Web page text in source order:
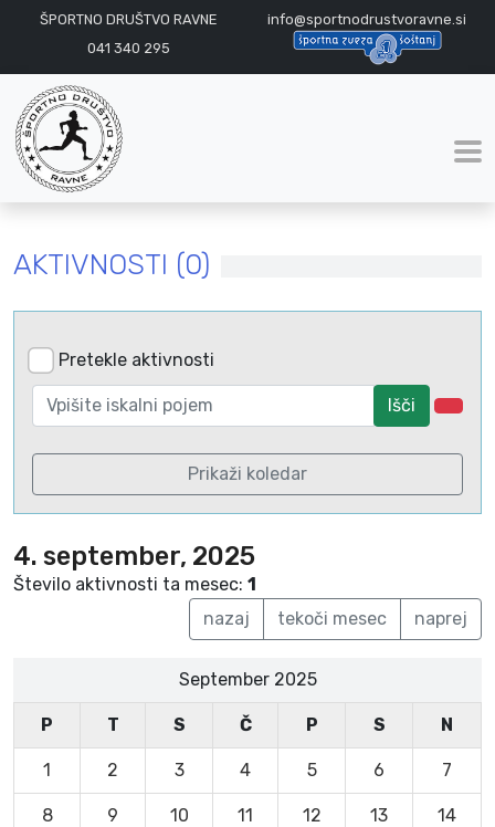
ŠPORTNO DRUŠTVO RAVNE
info@sportnodrustvoravne.si
041 340 295
AKTIVNOSTI (0)
Pretekle aktivnosti
Išči
Prikaži koledar
4. september, 2025
Število aktivnosti ta mesec: 1
nazaj
tekoči mesec naprej
September 2025
P T S Č P S N
1 2 3 4 5 6 7
8 9 10 11 12 13 14